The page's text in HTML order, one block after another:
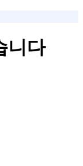
니다